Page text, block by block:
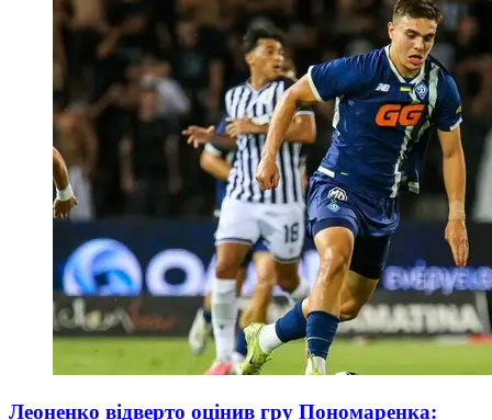
Леоненко відверто оцінив гру Пономаренка: